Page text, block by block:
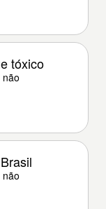
tóxico